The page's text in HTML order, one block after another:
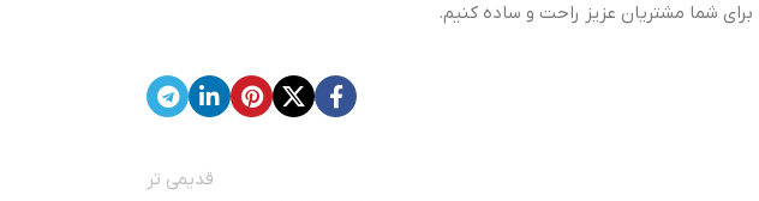
شما مشتریان عزیز راحت و ساده کنیم.
قدیمی تر